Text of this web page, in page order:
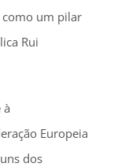
um pilar
Rui
à
Europeia
dos